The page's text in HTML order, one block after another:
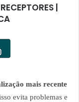
|
mais recente
evita problemas e